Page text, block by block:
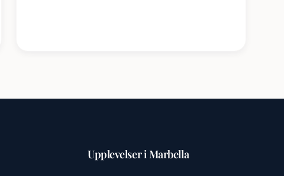
Upplevelser i Marbella